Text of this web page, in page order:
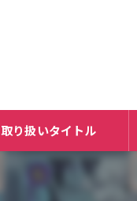
取り扱いタイトル